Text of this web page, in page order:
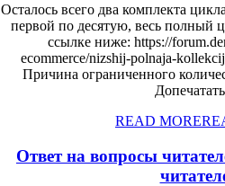
Осталось всего два комплекта
первой по десятую, весь полный
ссылке ниже: https://
ecommerce/nizshij-polnaja-
Причина ограниченного
READ MORE
Ответ на вопросы